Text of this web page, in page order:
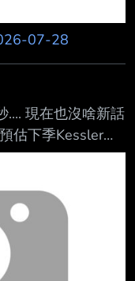
07-28
.... 現在也沒啥新話
估下季Kessler場
均上場時間超過30
73 32.4
Mobley 65 31.9
72 27.2 Turner